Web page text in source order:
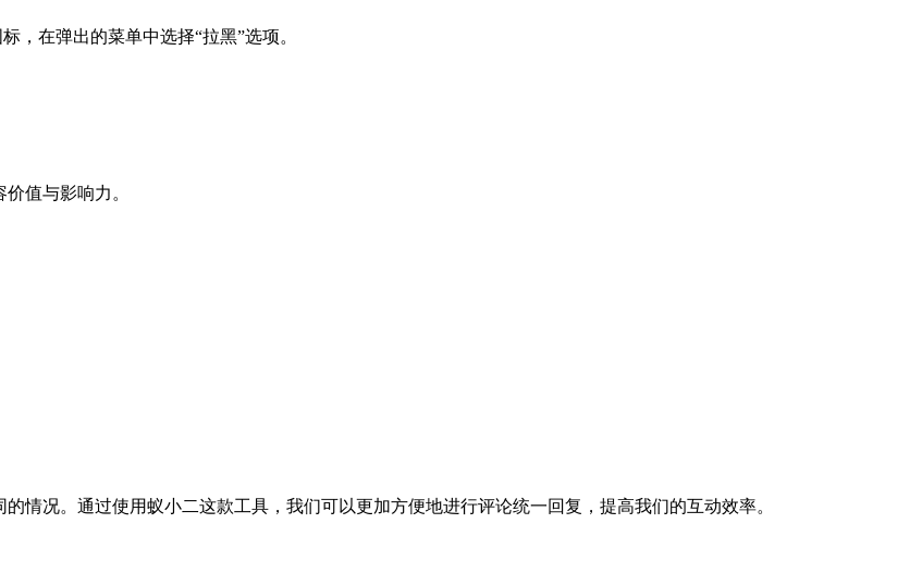
，在弹出的菜单中选择“拉黑”选项。
值与影响力。
情况。通过使用蚁小二这款工具，我们可以更加方便地进行评论统一回复，提高我们的互动效率。